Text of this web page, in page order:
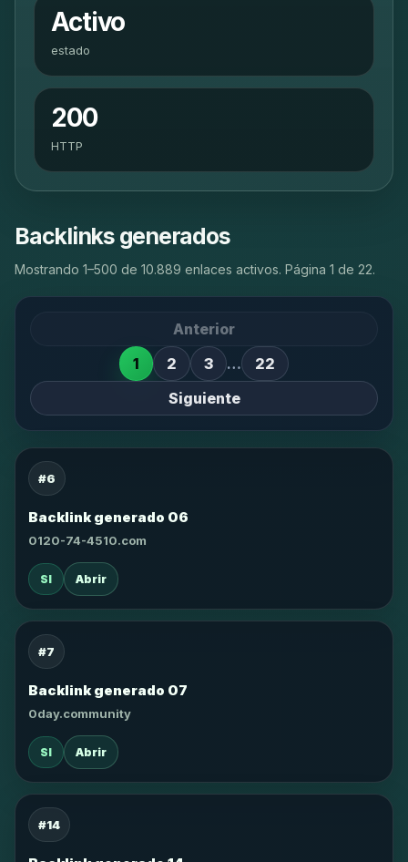
Activo
estado
200
HTTP
Backlinks generados
Mostrando 1–500 de 10.889 enlaces activos. Página 1 de 22.
Anterior
1
2 3 …
22
Siguiente
#6
Backlink generado 06
0120-74-4510.com
SI Abrir
#7
Backlink generado 07
0day.community
SI Abrir
#14